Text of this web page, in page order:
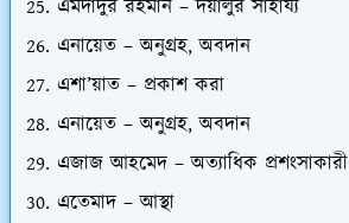
এমদাদুর রহমান – দয়ালুর সাহায্য
এনায়েত – অনুগ্রহ, অবদান
এশা’য়াত – প্রকাশ করা
এনায়েত – অনুগ্রহ, অবদান
এজাজ আহমেদ – অত্যাধিক প্রশংসাকারী
এতেমাদ – আস্থা